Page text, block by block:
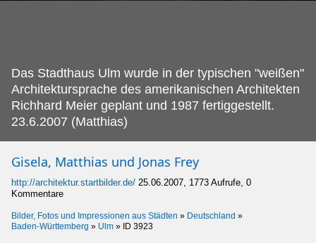
Das Stadthaus Ulm wurde in der typischen "weißen"
Architektursprache des amerikanischen Architekten
Richhard Meier geplant und 1987 fertiggestellt.
23.6.2007 (Matthias)
Gisela, Matthias und Jonas Frey
http://architektur.startbilder.de/ 25.06.2007, 1773 Aufrufe, 0
Kommentare
Bilder, Fotos und Impressionen aus Städten » Deutschland »
Baden-Württemberg » Ulm » ID 3923